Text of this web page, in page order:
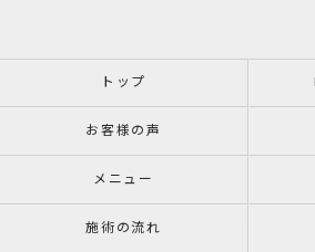
トップ
お客様の声
メニュー
施術の流れ